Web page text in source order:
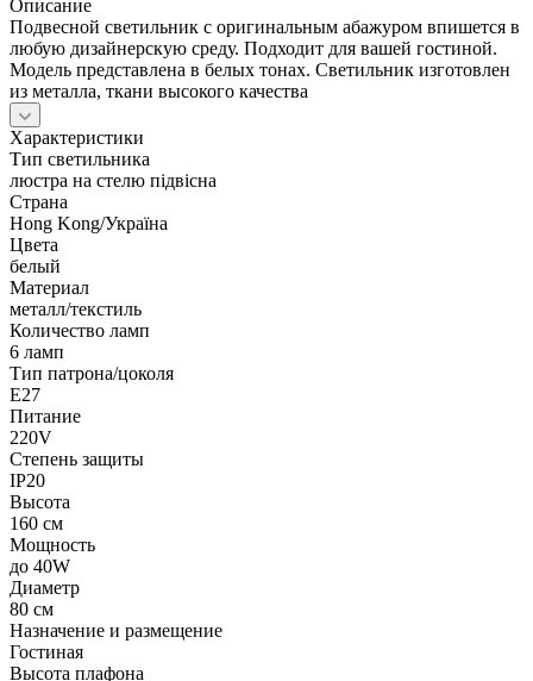
Описание
Подвесной светильник с оригинальным абажуром впишется в
любую дизайнерскую среду. Подходит для вашей гостиной.
Модель представлена в белых тонах. Светильник изготовлен
из металла, ткани высокого качества
Характеристики
Тип светильника
люстра на стелю підвісна
Страна
Hong Kong/Україна
Цвета
белый
Материал
металл/текстиль
Количество ламп
6 ламп
Тип патрона/цоколя
E27
Питание
220V
Степень защиты
IP20
Высота
160 см
Мощность
до 40W
Диаметр
80 см
Назначение и размещение
Гостиная
Высота плафона